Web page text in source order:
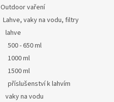
Outdoor vaření
Lahve, vaky na vodu, filtry
lahve
500 - 650 ml
1000 ml
1500 ml
příslušenství k lahvím
vaky na vodu